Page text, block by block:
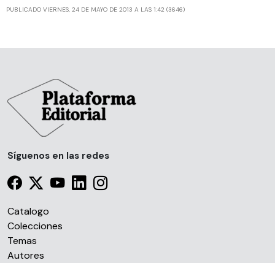
PUBLICADO VIERNES, 24 DE MAYO DE 2013 A LAS 1:42 (3646)
Síguenos en las redes
Catalogo
Colecciones
Temas
Autores